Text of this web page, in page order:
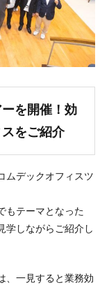
を開催！効
をご紹介
ムデックオフィスツ
もテーマとなった
学しながらご紹介し
、一見すると業務効